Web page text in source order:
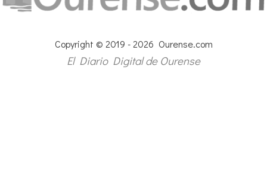
Copyright © 2019 - 2026 Ourense.com
El Diario Digital de Ourense